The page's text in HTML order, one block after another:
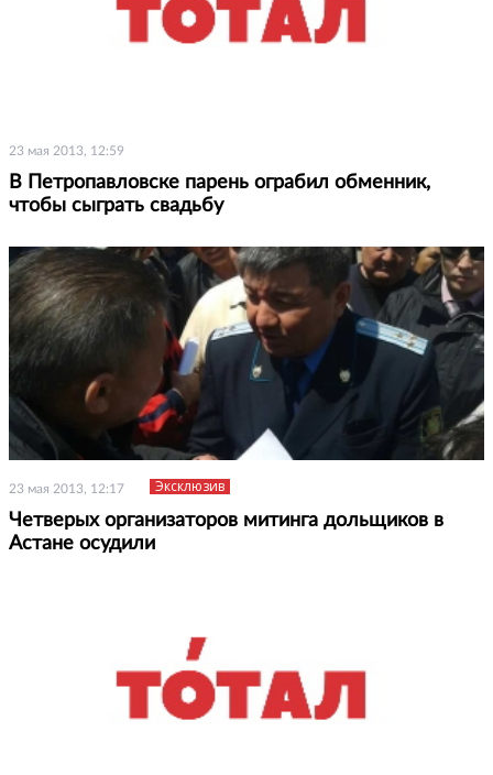
23 мая 2013, 12:59
В Петропавловске парень ограбил обменник,
чтобы сыграть свадьбу
23 мая 2013, 12:17 Эксклюзив
Четверых организаторов митинга дольщиков в
Астане осудили